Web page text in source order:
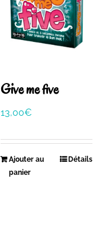
Give me five
13,00€
Ajouter au
panier
Détails